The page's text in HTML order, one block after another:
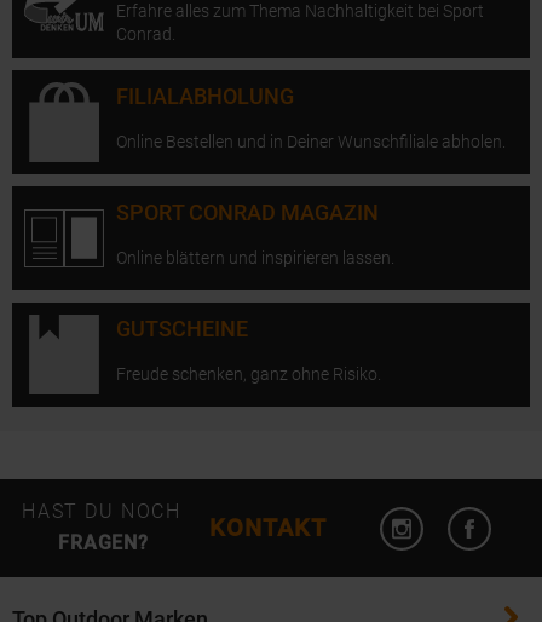
Erfahre alles zum Thema Nachhaltigkeit bei Sport
Conrad.
FILIALABHOLUNG
Online Bestellen und in Deiner Wunschfiliale abholen.
SPORT CONRAD MAGAZIN
Online blättern und inspirieren lassen.
GUTSCHEINE
Freude schenken, ganz ohne Risiko.
HAST DU NOCH
FRAGEN?
KONTAKT
Instagram